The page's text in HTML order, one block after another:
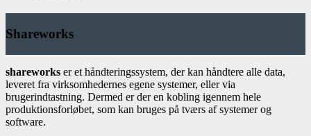
Shareworks
shareworks er et håndteringssystem, der kan håndtere alle data,
leveret fra virksomhedernes egene systemer, eller via
brugerindtastning. Dermed er der en kobling igennem hele
produktionsforløbet, som kan bruges på tværs af systemer og
software.